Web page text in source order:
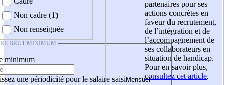
Non cadre (1)
Non renseignée
BRUT MINIMUM
minimum
une périodicité pour le salaire saisi
partenaires pour ses
actions concrètes en
faveur du recrutement,
de l’intégration et de
l’accompagnement de
ses collaborateurs en
situation de handicap.
Pour en savoir plus,
consultez cet article.